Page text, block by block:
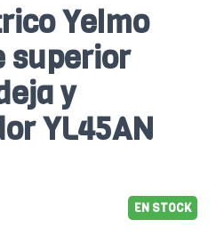
Yelmo
superior
y
YL45AN
EN STOCK